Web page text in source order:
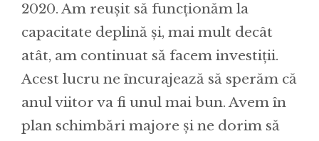
2020. Am reușit să funcționăm la
capacitate deplină și, mai mult decât
atât, am continuat să facem investiții.
Acest lucru ne încurajează să sperăm că
anul viitor va fi unul mai bun. Avem în
plan schimbări majore și ne dorim să